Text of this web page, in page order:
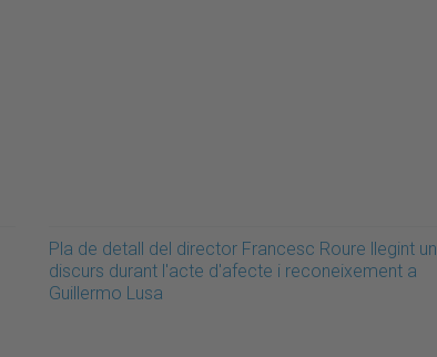
Pla de detall del director Francesc Roure llegint un
discurs durant l'acte d'afecte i reconeixement a
Guillermo Lusa